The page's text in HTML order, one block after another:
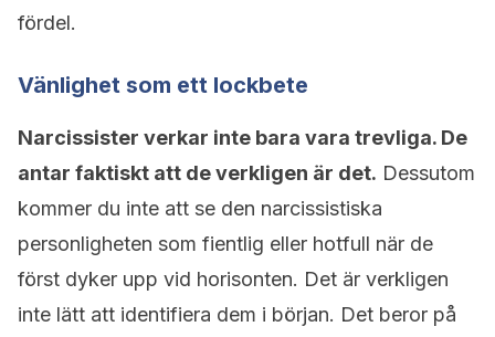
fördel.
Vänlighet som ett lockbete
Narcissister verkar inte bara vara trevliga. De
antar faktiskt att de verkligen är det. Dessutom
kommer du inte att se den narcissistiska
personligheten som fientlig eller hotfull när de
först dyker upp vid horisonten. Det är verkligen
inte lätt att identifiera dem i början. Det beror på